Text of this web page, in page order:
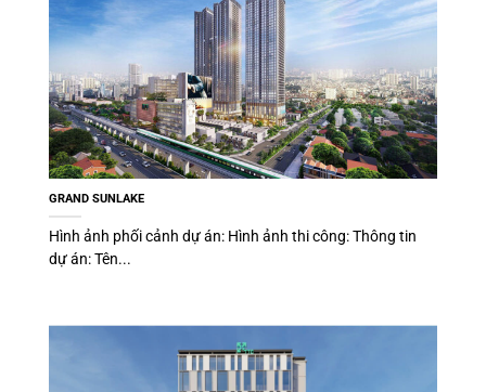
GRAND SUNLAKE
Hình ảnh phối cảnh dự án: Hình ảnh thi công: Thông tin
dự án: Tên...